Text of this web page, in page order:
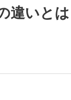
違いと